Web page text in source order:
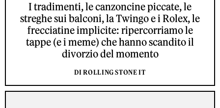
I tradimenti, le canzoncine piccate, le
streghe sui balconi, la Twingo e i Rolex, le
frecciatine implicite: ripercorriamo le
tappe (e i meme) che hanno scandito il
divorzio del momento
DI ROLLING STONE IT